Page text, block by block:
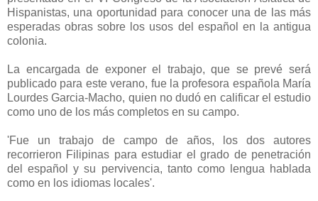
Hispanistas, una oportunidad para conocer una de las más
esperadas obras sobre los usos del español en la antigua
colonia.
La encargada de exponer el trabajo, que se prevé será
publicado para este verano, fue la profesora española María
Lourdes Garcia-Macho, quien no dudó en calificar el estudio
como uno de los más completos en su campo.
'Fue un trabajo de campo de años, los dos autores
recorrieron Filipinas para estudiar el grado de penetración
del español y su pervivencia, tanto como lengua hablada
como en los idiomas locales'.